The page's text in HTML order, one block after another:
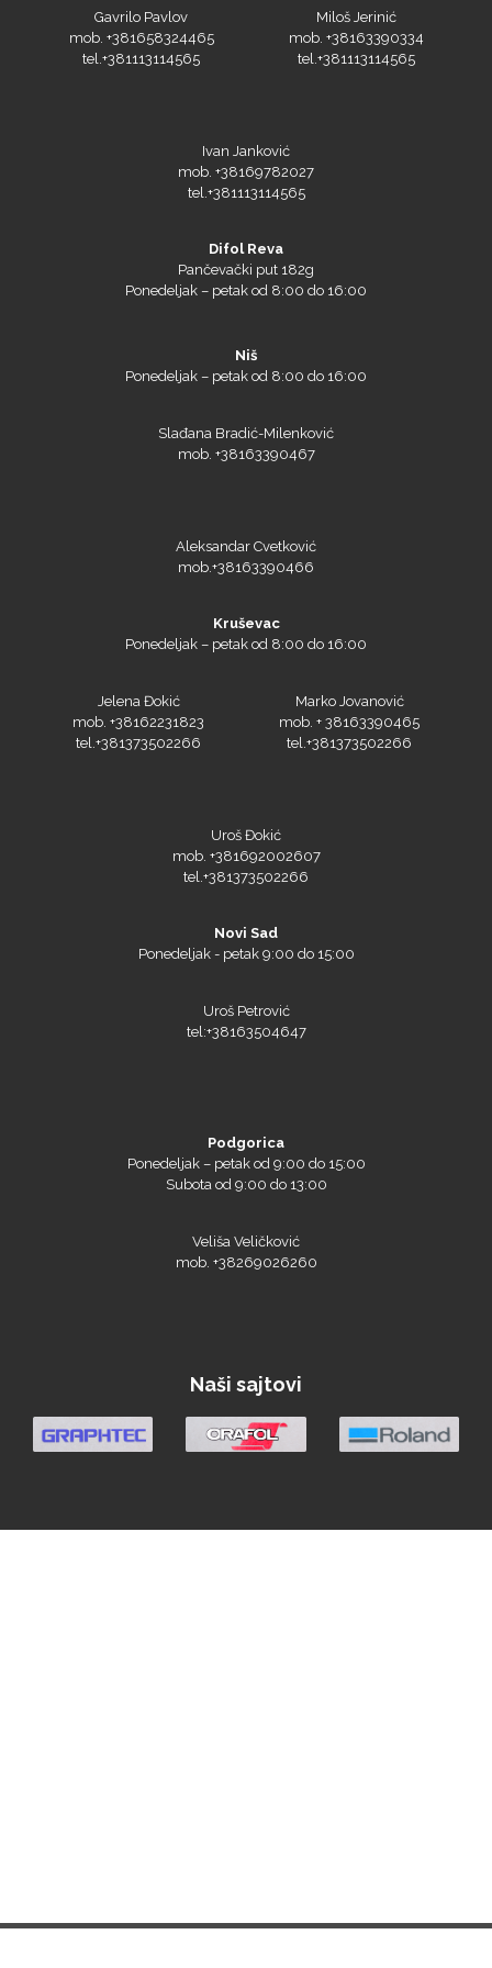
na 40°C.
Gavrilo Pavlov
mob. +381658324465
tel.+381113114565
Miloš Jerinić
mob. +38163390334
tel.+381113114565
Ivan Janković
mob. +38169782027
tel.+381113114565
Difol Reva
Pančevački put 182g
Ponedeljak – petak od 8:00 do 16:00
Niš
Ponedeljak – petak od 8:00 do 16:00
Slađana Bradić-Milenković
mob. +38163390467
Aleksandar Cvetković
mob.+38163390466
Kruševac
Ponedeljak – petak od 8:00 do 16:00
Jelena Đokić
mob. +38162231823
tel.+381373502266
Marko Jovanović
mob. + 38163390465
tel.+381373502266
Uroš Đokić
mob. +381692002607
tel.+381373502266
Novi Sad
Ponedeljak - petak 9:00 do 15:00
Uroš Petrović
tel:+38163504647
Podgorica
Ponedeljak – petak od 9:00 do 15:00
Subota od 9:00 do 13:00
Veliša Veličković
mob. +38269026260
Naši sajtovi